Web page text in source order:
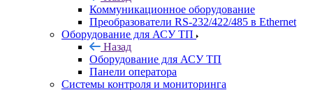
Коммуникационное оборудование
Преобразователи RS-232/422/485 в Ethernet
Оборудование для АСУ ТП
Назад
Оборудование для АСУ ТП
Панели оператора
Системы контроля и мониторинга